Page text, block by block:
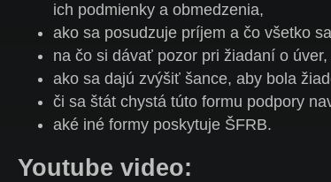
ich podmienky a obmedzenia,
ako sa posudzuje príjem a čo všetko
na čo si dávať pozor pri žiadaní o úver,
ako sa dajú zvýšiť šance, aby bola
či sa štát chystá túto formu podpory
aké iné formy poskytuje ŠFRB.
Youtube video: